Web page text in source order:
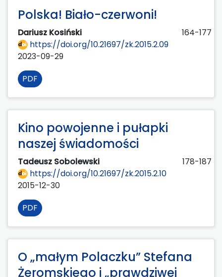
Polska! Biało-czerwoni!
Dariusz Kosiński
164-177
https://doi.org/10.21697/zk.2015.2.09
2023-09-29
PDF
Kino powojenne i pułapki
naszej świadomości
Tadeusz Sobolewski
178-187
https://doi.org/10.21697/zk.2015.2.10
2015-12-30
PDF
O „małym Polaczku” Stefana
Żeromskiego i „prawdziwej